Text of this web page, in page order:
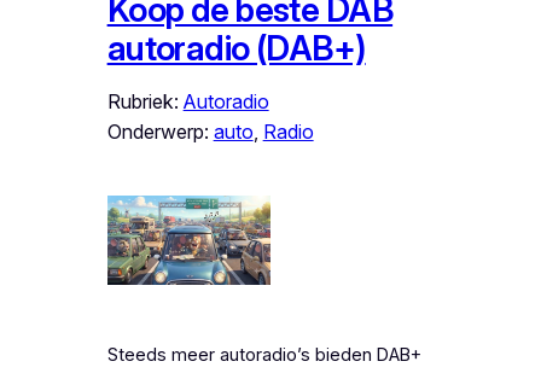
Koop de beste DAB
autoradio (DAB+)
Rubriek: Autoradio
Onderwerp: auto Radio
Steeds meer autoradio’s bieden DAB+